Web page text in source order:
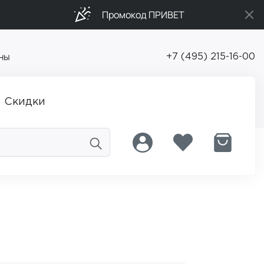
Промокод ПРИВЕТ
+7 (495) 215-16-00
Скидки